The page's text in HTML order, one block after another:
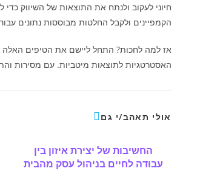
חיוני לעקוב ולנתח את התוצאות של השיווק
הקמפיינים ולקבל החלטות מבוססות נתונים
אז למה לחכות? התחל ליישם את הטיפים האלה
האסטרטגיות לתוצאות מיטביות. עם מסירות
אולי תאהב/י גם
החשיבות של יצירת איזון בין
עבודה לחיים בניהול עסק מהבית